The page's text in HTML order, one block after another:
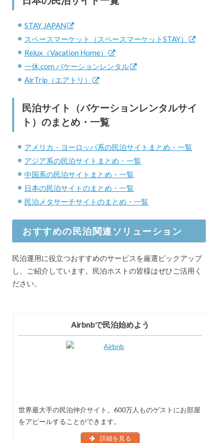
STAY JAPAN
スペースマーケット（スペースマーケットSTAY）
Relux（Vacation Home）
一休.com バケーションレンタル
AirTrip（エアトリ）
民泊サイト（バケーションレンタルサイ
ト）のまとめ・一覧
アメリカ・ヨーロッパ系の民泊サイトまとめ・一覧
アジア系の民泊サイトまとめ・一覧
中国系の民泊サイトまとめ・一覧
日本の民泊サイトのまとめ・一覧
民泊メタサーチサイトのまとめ・一覧
おすすめの民泊関連ソリューション
民泊運用に役立つおすすめのサービスを厳選ピックアップ
し、ご紹介しています。民泊ホストの皆様はぜひご活用く
ださい。
Airbnbで民泊始めよう
世界最大手の民泊仲介サイト。600万人ものゲストにお部屋
をアピールすることができます。
詳細を見る